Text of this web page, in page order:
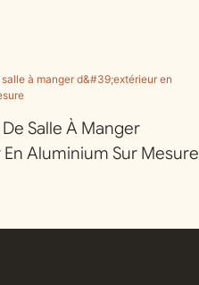
Salle À Manger
Aluminium Sur Mesure